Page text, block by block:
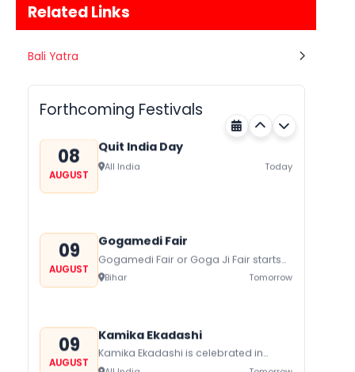
Related Links
Bali Yatra
Forthcoming Festivals
08
08
AUGUST
Quit India Day
All India Today
09
AUGUST
Gogamedi Fair
Gogamedi Fair or Goga Ji Fair starts
on August/September and its a major
festival of Rajasthan celebrated to
Bihar Tomorrow
09
AUGUST
Kamika Ekadashi
Kamika Ekadashi is celebrated in
worship of Lord Vishnu with prayers